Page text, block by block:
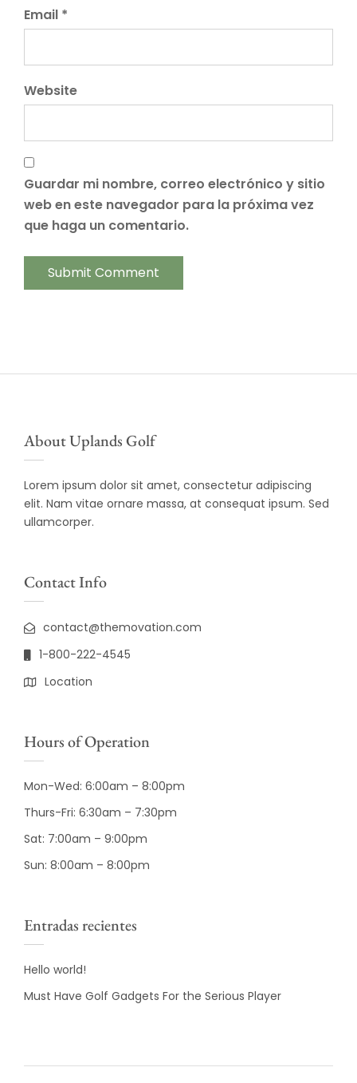
Email *
Website
Guardar mi nombre, correo electrónico y sitio
web en este navegador para la próxima vez
que haga un comentario.
About Uplands Golf
Lorem ipsum dolor sit amet, consectetur adipiscing
elit. Nam vitae ornare massa, at consequat ipsum. Sed
ullamcorper.
Contact Info
contact@themovation.com
1-800-222-4545
Location
Hours of Operation
Mon-Wed: 6:00am – 8:00pm
Thurs-Fri: 6:30am – 7:30pm
Sat: 7:00am – 9:00pm
Sun: 8:00am – 8:00pm
Entradas recientes
Hello world!
Must Have Golf Gadgets For the Serious Player